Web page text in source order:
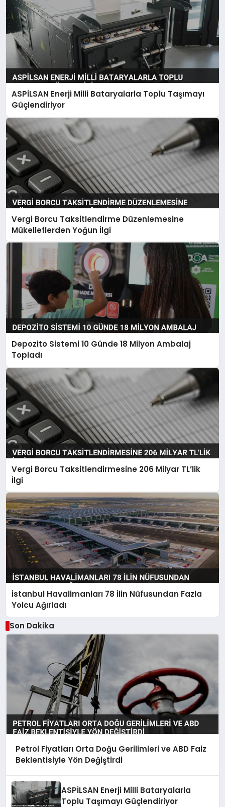
ASPİLSAN Enerji Milli Bataryalarla Toplu Taşımayı
Güçlendiriyor
Vergi Borcu Taksitlendirme Düzenlemesine
Mükelleflerden Yoğun İlgi
Depozito Sistemi 10 Günde 18 Milyon Ambalaj
Topladı
Vergi Borcu Taksitlendirmesine 206 Milyar TL’lik
İlgi
İstanbul Havalimanları 78 İlin Nüfusundan Fazla
Yolcu Ağırladı
Son Dakika
Petrol Fiyatları Orta Doğu Gerilimleri ve ABD Faiz
Beklentisiyle Yön Değiştirdi
ASPİLSAN Enerji Milli Bataryalarla
Toplu Taşımayı Güçlendiriyor